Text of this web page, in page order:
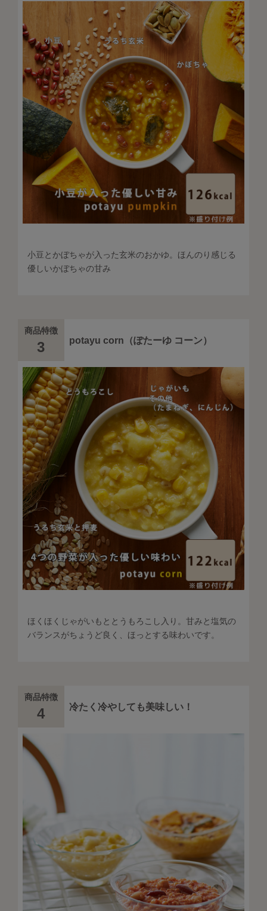
小豆とかぼちゃが入った玄米のおかゆ。ほんのり感じる
優しいかぼちゃの甘み
商品特徴
3 potayu corn（ぽたーゆ コーン）
ほくほくじゃがいもととうもろこし入り。甘みと塩気の
バランスがちょうど良く、ほっとする味わいです。
商品特徴
4 冷たく冷やしても美味しい！